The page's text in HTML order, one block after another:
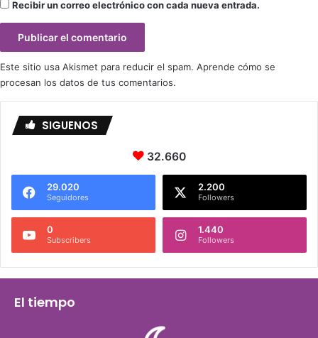
Recibir un correo electrónico con cada nueva entrada.
Este sitio usa Akismet para reducir el spam. Aprende cómo se
procesan los datos de tus comentarios.
SIGUENOS
32.660
29.020
Seguidores
2.200
Followers
0
Subscribers
1.440
Followers
El tiempo